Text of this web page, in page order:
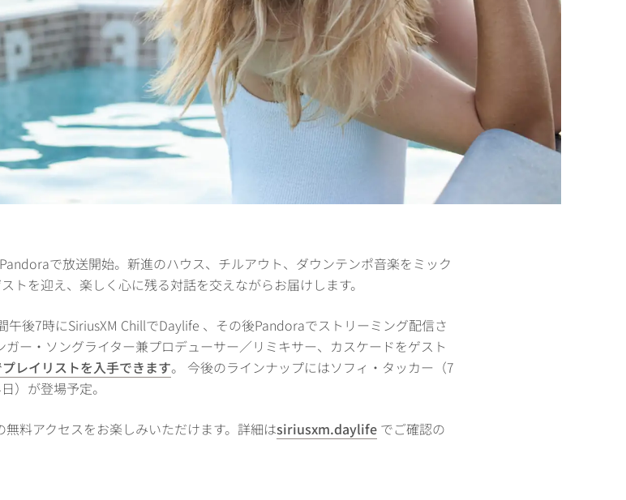
で放送開始。新進のハウス、チルアウト、ダウンテンポ音楽をミック
トを迎え、楽しく心に残る対話を交えながらお届けします。
後7時にSiriusXM ChillでDaylife 、その後Pandoraでストリーミング配信さ
ー・ソングライター兼プロデューサー／リミキサー、カスケードをゲスト
レイリストを入手できます。 今後のラインナップにはソフィ・タッカー（7
）が登場予定。
料アクセスをお楽しみいただけます。詳細はsiriusxm.daylife でご確認の